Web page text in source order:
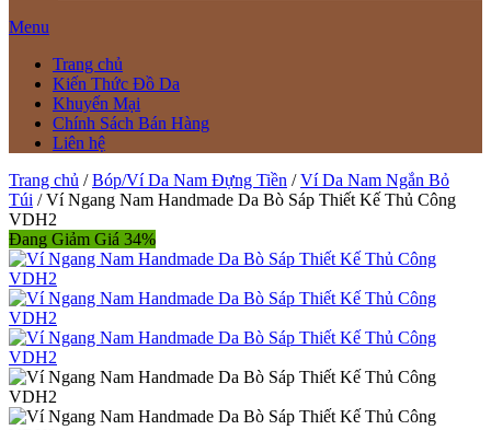
Menu
Trang chủ
Kiến Thức Đồ Da
Khuyến Mại
Chính Sách Bán Hàng
Liên hệ
Trang chủ /Bóp/Ví Da Nam Đựng Tiền /Ví Da Nam Ngắn Bỏ
Túi / Ví Ngang Nam Handmade Da Bò Sáp Thiết Kế Thủ Công
VDH2
Đang Giảm Giá 34%